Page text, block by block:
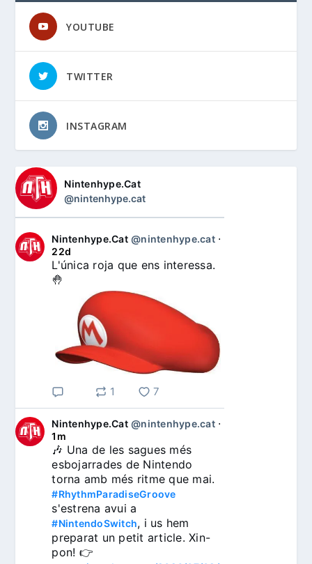
YOUTUBE
TWITTER
INSTAGRAM
Nintenhype.Cat
@nintenhype.cat
Nintenhype.Cat @nintenhype.cat⋅
22d
L'única roja que ens interessa.
🤚
1 7
Nintenhype.Cat @nintenhype.cat⋅
1m
🎶 Una de les sagues més
esbojarrades de Nintendo
#RhythmParadiseGroove
#NintendoSwitch, i us hem
preparat un petit article. Xin-